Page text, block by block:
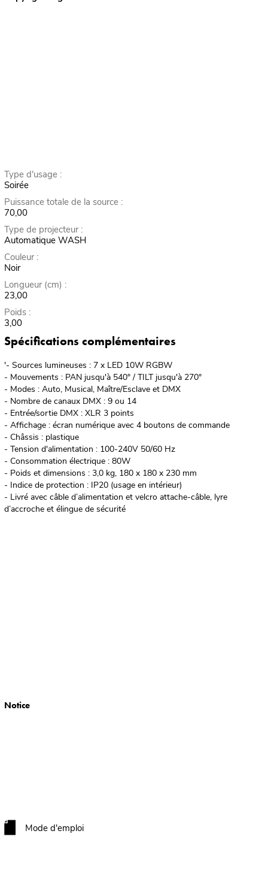
Type d'usage :
Soirée
Puissance totale de la source :
70,00
Type de projecteur :
Automatique WASH
Couleur :
Noir
Longueur (cm) :
23,00
Poids :
3,00
Spécifications complémentaires
'- Sources lumineuses : 7 x LED 10W RGBW
- Mouvements : PAN jusqu'à 540° / TILT jusqu'à 270°
- Modes : Auto, Musical, Maître/Esclave et DMX
- Nombre de canaux DMX : 9 ou 14
- Entrée/sortie DMX : XLR 3 points
- Affichage : écran numérique avec 4 boutons de commande
- Châssis : plastique
- Tension d'alimentation : 100-240V 50/60 Hz
- Consommation électrique : 80W
- Poids et dimensions : 3,0 kg, 180 x 180 x 230 mm
- Indice de protection : IP20 (usage en intérieur)
- Livré avec câble d’alimentation et velcro attache-câble, lyre
d’accroche et élingue de sécurité
Notice
Mode d'emploi